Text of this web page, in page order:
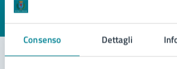
Consenso Dettagli